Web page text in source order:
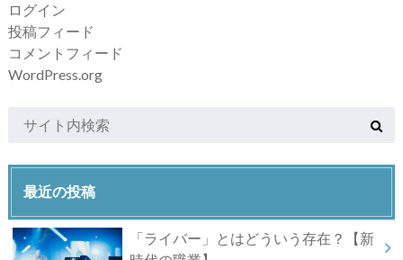
ログイン
投稿フィード
コメントフィード
WordPress.org
最近の投稿
「ライバー」とはどういう存在？【新